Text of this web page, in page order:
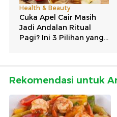
Rekomendasi untuk